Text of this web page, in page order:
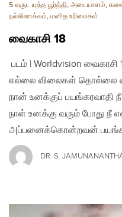
5 வருட யுத்த பூர்த்தி, அடையாளம்,
நல்லிணக்கம், மனித உரிமைகள்
வைகாசி 18
படம் | Worldvision
எல்லை விலைகள் தொல்லை
நான் உனக்குப் பயங்கரவாதி
நாள் உனக்கு வரும் போது நீ
அப்பனைக்கொன்றவன்
DR. S.